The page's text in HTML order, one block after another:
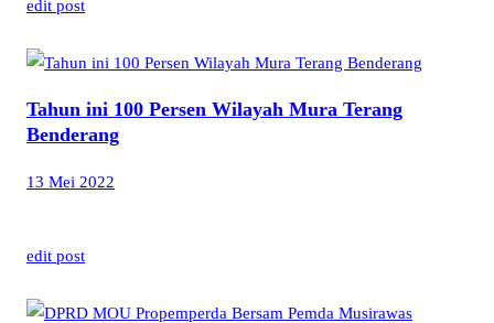
edit post
Tahun ini 100 Persen Wilayah Mura Terang
Benderang
13 Mei 2022
edit post